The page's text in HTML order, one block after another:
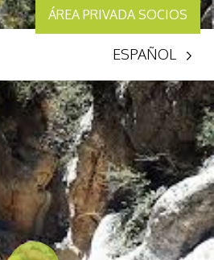
ÁREA PRIVADA SOCIOS
ESPAÑOL